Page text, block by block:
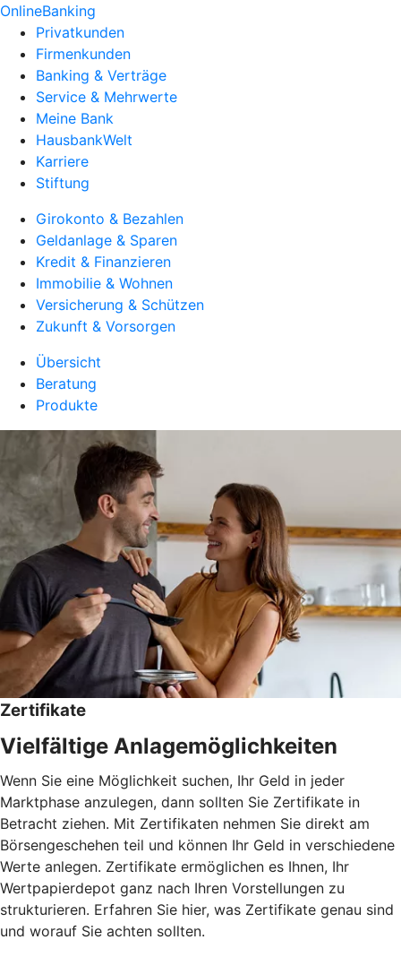
OnlineBanking
Privatkunden
Firmenkunden
Banking & Verträge
Service & Mehrwerte
Meine Bank
HausbankWelt
Karriere
Stiftung
Girokonto & Bezahlen
Geldanlage & Sparen
Kredit & Finanzieren
Immobilie & Wohnen
Versicherung & Schützen
Zukunft & Vorsorgen
Übersicht
Beratung
Produkte
Zertifikate
Vielfältige Anlagemöglichkeiten
Wenn Sie eine Möglichkeit suchen, Ihr Geld in jeder
Marktphase anzulegen, dann sollten Sie Zertifikate in
Betracht ziehen. Mit Zertifikaten nehmen Sie direkt am
Börsengeschehen teil und können Ihr Geld in verschiedene
Werte anlegen. Zertifikate ermöglichen es Ihnen, Ihr
Wertpapierdepot ganz nach Ihren Vorstellungen zu
strukturieren. Erfahren Sie hier, was Zertifikate genau sind
und worauf Sie achten sollten.